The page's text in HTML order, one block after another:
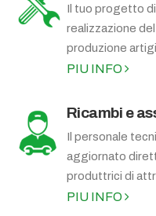
Il tuo progetto
realizzazione
produzione
PIU INFO
Ricambi e
Il personale
aggiornato
produttrici di
PIU INFO